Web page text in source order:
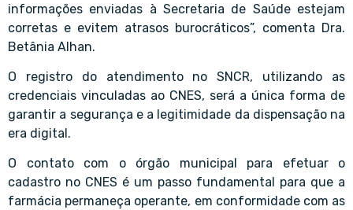
informações enviadas à Secretaria de Saúde estejam
corretas e evitem atrasos burocráticos”, comenta Dra.
Betânia Alhan.
O registro do atendimento no SNCR, utilizando as
credenciais vinculadas ao CNES, será a única forma de
garantir a segurança e a legitimidade da dispensação na
era digital.
O contato com o órgão municipal para efetuar o
cadastro no CNES é um passo fundamental para que a
farmácia permaneça operante, em conformidade com as